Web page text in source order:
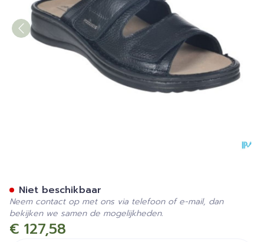
€ 127,58
Niet beschikbaar
Neem contact op met ons via telefoon of e-mail, dan
bekijken we samen de mogelijkheden.